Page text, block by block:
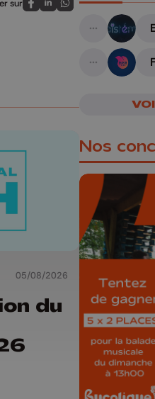
sur
Partagez sur FaceBook
Partagez sur LinkedIn
Partagez sur Whatsapp
05/08/2026
du
A suivre
A suivre
Nos
🎁